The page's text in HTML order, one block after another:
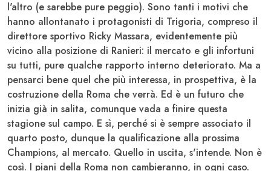
l'altro (e sarebbe pure peggio). Sono tanti i motivi che
hanno allontanato i protagonisti di Trigoria, compreso il
direttore sportivo Ricky Massara, evidentemente più
vicino alla posizione di Ranieri: il mercato e gli infortuni
su tutti, pure qualche rapporto interno deteriorato. Ma a
pensarci bene quel che più interessa, in prospettiva, è la
costruzione della Roma che verrà. Ed è un futuro che
inizia già in salita, comunque vada a finire questa
stagione sul campo. E sì, perché si è sempre associato il
quarto posto, dunque la qualificazione alla prossima
Champions, al mercato. Quello in uscita, s'intende. Non è
così. I piani della Roma non cambieranno, in ogni caso.